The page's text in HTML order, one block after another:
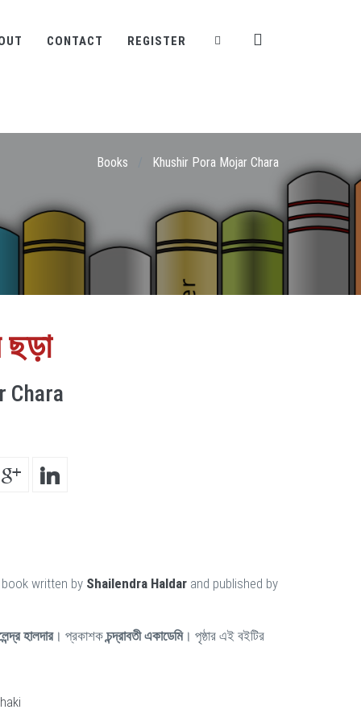
CONTACT REGISTER
Books Khushir Pora Mojar Chara
ছড়া
Chara
written by Shailendra Haldar and published by
হালদার। প্রকাশকচন্দ্রাবতী একাডেমি। পৃষ্ঠার এই বইটির